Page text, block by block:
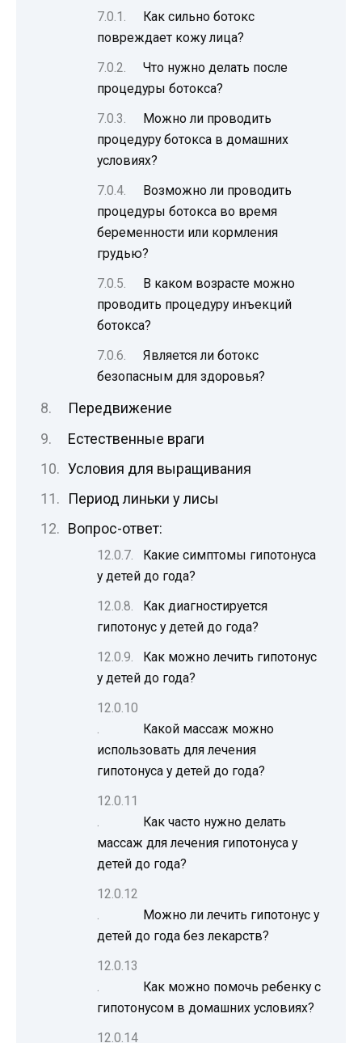
Как сильно ботокс
повреждает кожу лица?
Что нужно делать после
процедуры ботокса?
Можно ли проводить
процедуру ботокса в домашних
условиях?
Возможно ли проводить
процедуры ботокса во время
беременности или кормления
грудью?
В каком возрасте можно
проводить процедуру инъекций
ботокса?
Является ли ботокс
безопасным для здоровья?
Передвижение
Естественные враги
Условия для выращивания
Период линьки у лисы
Вопрос-ответ:
Какие симптомы гипотонуса
у детей до года?
Как диагностируется
гипотонус у детей до года?
Как можно лечить гипотонус
у детей до года?
Какой массаж можно
использовать для лечения
гипотонуса у детей до года?
Как часто нужно делать
массаж для лечения гипотонуса у
детей до года?
Можно ли лечить гипотонус у
детей до года без лекарств?
Как можно помочь ребенку с
гипотонусом в домашних условиях?